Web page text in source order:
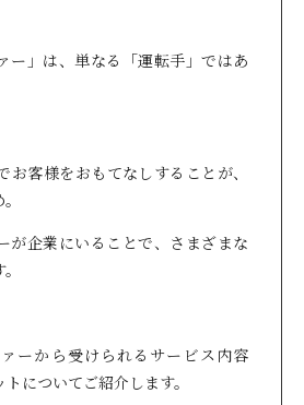
ー」は、単なる「運転手」ではあ
お客様をおもてなしすることが、
が企業にいることで、さまざまな
ーから受けられるサービス内容
についてご紹介します。